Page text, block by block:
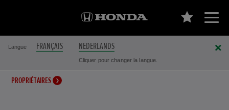
Langue FRANÇAIS NEDERLANDS
Cliquer pour changer la langue.
PROPRIÉTAIRES